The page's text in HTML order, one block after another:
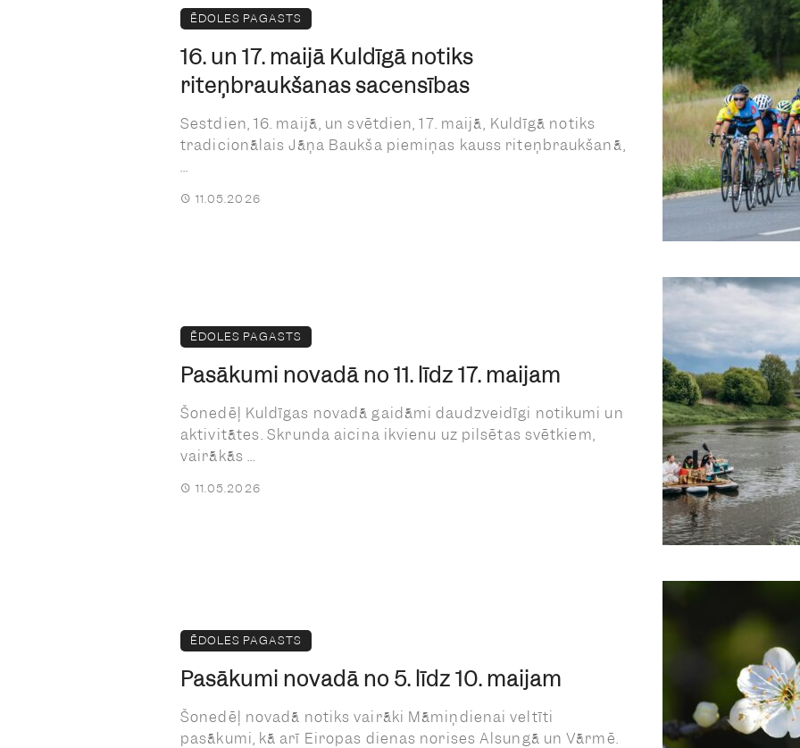
ĒDOLES PAGASTS
16. un 17. maijā Kuldīgā notiks
riteņbraukšanas sacensības
Sestdien, 16. maijā, un svētdien, 17. maijā, Kuldīgā notiks
tradicionālais Jāņa Baukša piemiņas kauss riteņbraukšanā,
...
11.05.2026
ĒDOLES PAGASTS
Pasākumi novadā no 11. līdz 17. maijam
Šonedēļ Kuldīgas novadā gaidāmi daudzveidīgi notikumi un
aktivitātes. Skrunda aicina ikvienu uz pilsētas svētkiem,
vairākās ...
11.05.2026
ĒDOLES PAGASTS
Pasākumi novadā no 5. līdz 10. maijam
Šonedēļ novadā notiks vairāki Māmiņdienai veltīti
pasākumi, kā arī Eiropas dienas norises Alsungā un Vārmē.